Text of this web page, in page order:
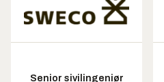
Senior sivilingeniør